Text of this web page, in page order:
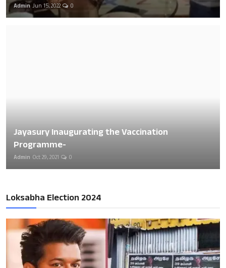
Admin Jun 15, 2022 0
Jayasury Inaugurating the Vaccination
Programme-
Admin Oct 29, 2021 0
Loksabha Election 2024